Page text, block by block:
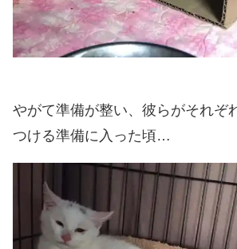
やがて準備が整い、彼らがそれぞ
つける準備に入った頃…